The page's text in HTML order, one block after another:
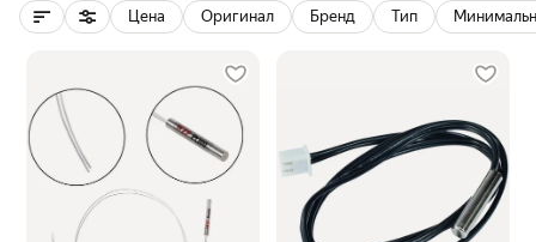
Цена Оригинал Бренд Тип